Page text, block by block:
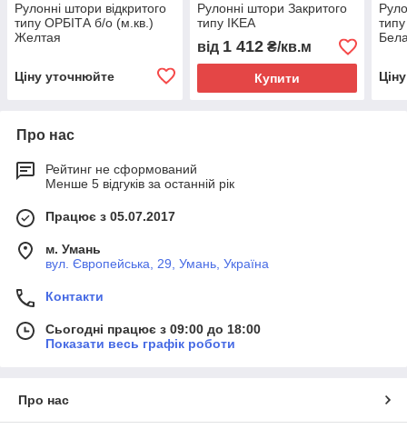
Рулонні штори відкритого
типу ОРБІТА б/о (м.кв.)
Желтая
Ціну уточнюйте
Рулонні штори Закритого
типу IKEA
від 1 412₴/кв.м
Купити
Про нас
Рейтинг не сформований
Менше 5 відгуків за останній рік
Працює з 05.07.2017
м. Умань
вул. Європейська, 29, Умань, Україна
Контакти
Сьогодні працює з 09:00 до 18:00
Показати весь графік роботи
Про нас